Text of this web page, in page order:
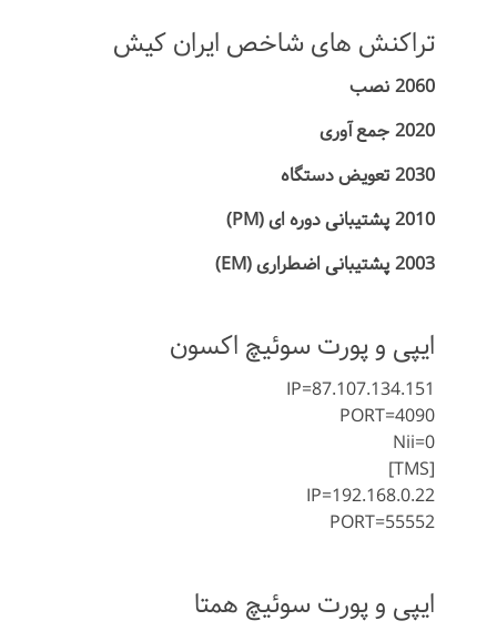
تراکنش های شاخص ایران کیش
2060 نصب
2020 جمع آوری
2030 تعویض دستگاه
2010 پشتیبانی دوره ای (PM)
2003 پشتیبانی اضطراری (EM)
ایپی و پورت سوئیچ اکسون
IP=87.107.134.151
PORT=4090
Nii=0
[TMS]
IP=192.168.0.22
PORT=55552
ایپی و پورت سوئیچ همتا